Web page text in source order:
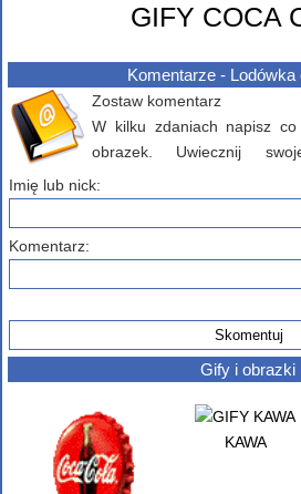
GIFY COCA
Komentarze - Lodówka
Zostaw komentarz
W kilku zdaniach napisz
obrazek. Uwiecznij
Imię lub nick:
Komentarz:
Gify i obrazki
KAWA